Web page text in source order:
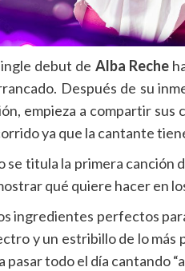
debut de Alba Reche
Después de su
empieza a compartir
ya que la cantante
se titula la primera canción
qué quiere hacer en
ingredientes perfectos
y un estribillo de lo más
pasar todo el día cantando